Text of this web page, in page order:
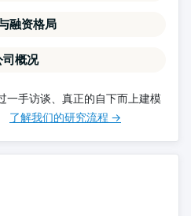
融资格局
司概况
一手访谈、真正的自下而上建模
了解我们的研究流程 →